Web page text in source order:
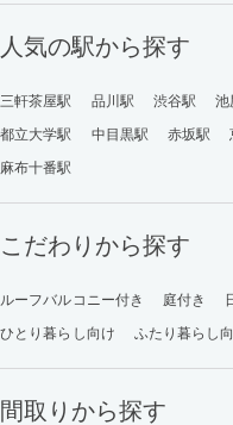
人気の駅から探す
三軒茶屋駅 品川駅 渋谷駅 池
都立大学駅
中目黒駅 赤坂駅
麻布十番駅
こだわりから探す
ルーフバルコニー付き 庭付き
ひとり暮らし向け
ふたり暮らし
間取りから探す